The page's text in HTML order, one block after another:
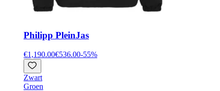
Philipp PleinJas
€1,190.00€536.00-55%
Zwart
Groen